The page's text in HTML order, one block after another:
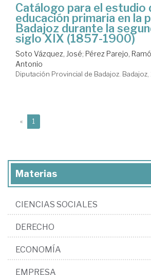
Catálogo para el estudio
educación primaria en la
Badajoz durante la
siglo XIX (1857-1900)
Soto Vázquez, José; Pérez Parejo,
Antonio
Diputación Provincial de Badajoz. Badajoz,
« 1
Materias
CIENCIAS SOCIALES
DERECHO
ECONOMÍA
EMPRESA